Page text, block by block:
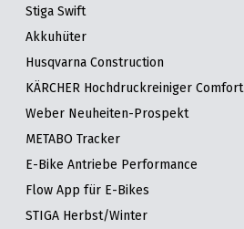
Stiga Swift
Akkuhüter
Husqvarna Construction
KÄRCHER Hochdruckreiniger Comfort
Weber Neuheiten-Prospekt
METABO Tracker
E-Bike Antriebe Performance
Flow App für E-Bikes
STIGA Herbst/Winter